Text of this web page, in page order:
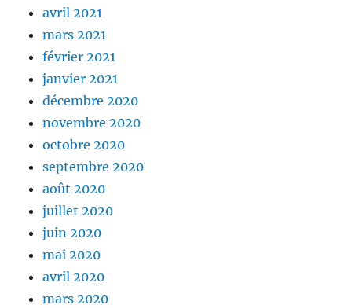
avril 2021
mars 2021
février 2021
janvier 2021
décembre 2020
novembre 2020
octobre 2020
septembre 2020
août 2020
juillet 2020
juin 2020
mai 2020
avril 2020
mars 2020